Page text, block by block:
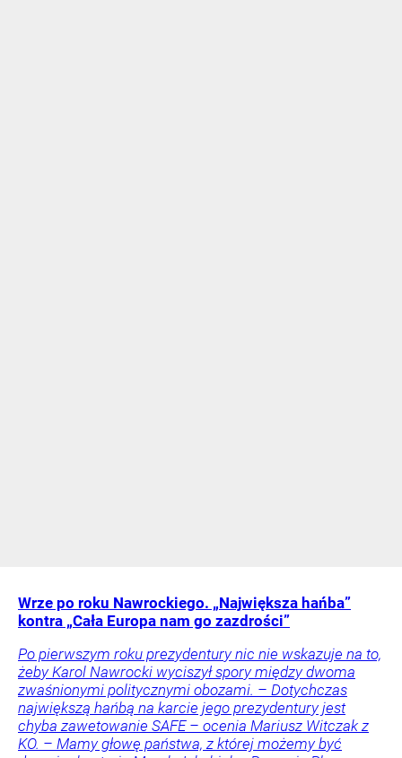
Wrze po roku Nawrockiego. „Największa hańba”
kontra „Cała Europa nam go zazdrości”
Po pierwszym roku prezydentury nic nie wskazuje na to,
żeby Karol Nawrocki wyciszył spory między dwoma
zwaśnionymi politycznymi obozami. – Dotychczas
największą hańbą na karcie jego prezydentury jest
chyba zawetowanie SAFE – ocenia Mariusz Witczak z
KO. – Mamy głowę państwa, z której możemy być